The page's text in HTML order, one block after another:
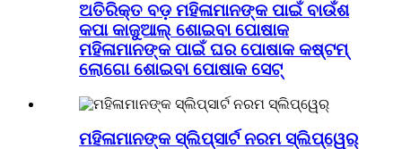
ଅତିରିକ୍ତ ବଡ଼ ମହିଳାମାନଙ୍କ ପାଇଁ ବାଉଁଶ
କପା କାଜୁଆଲ୍ ଶୋଇବା ପୋଷାକ
ମହିଳାମାନଙ୍କ ପାଇଁ ଘର ପୋଷାକ କଷ୍ଟମ୍
ଲୋଗୋ ଶୋଇବା ପୋଷାକ ସେଟ୍
ମହିଳାମାନଙ୍କ ସ୍ଲିପ୍‌ସାର୍ଟ ନରମ ସ୍ଲିପ୍‌ୱେର୍